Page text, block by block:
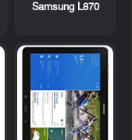
Samsung L870